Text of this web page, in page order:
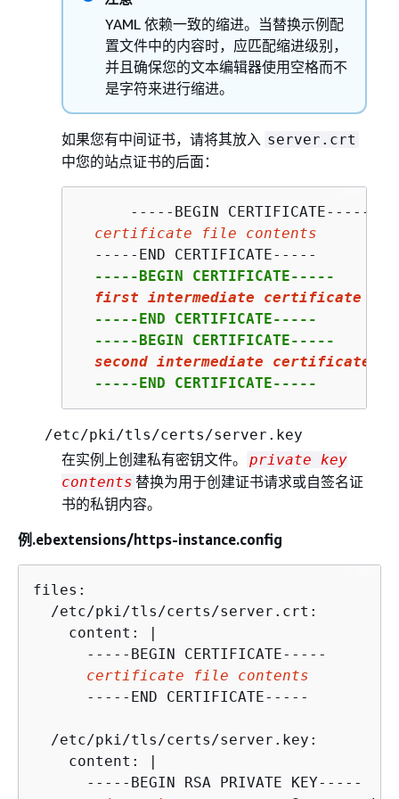
YAML 依赖一致的缩进。当替换示例配
置文件中的内容时，应匹配缩进级别，
并且确保您的文本编辑器使用空格而不
是字符来进行缩进。
如果您有中间证书，请将其放入 server.crt
中您的站点证书的后面：
      -----BEGIN CERTIFICATE-----
certificate file contents
  -----END CERTIFICATE-----
-----BEGIN CERTIFICATE-----
first intermediate certificate
  -----END CERTIFICATE-----
  -----BEGIN CERTIFICATE-----
second intermediate certificate
  -----END CERTIFICATE-----
/etc/pki/tls/certs/server.key
在实例上创建私有密钥文件。
private key
contents 替换为用于创建证书请求或自签名证
书的私钥内容。
例.ebextensions/https-instance.config
files:
  /etc/pki/tls/certs/server.crt:
    content: |
      -----BEGIN CERTIFICATE-----
certificate file contents
      -----END CERTIFICATE-----
  /etc/pki/tls/certs/server.key:
    content: |
      -----BEGIN RSA PRIVATE KEY-----